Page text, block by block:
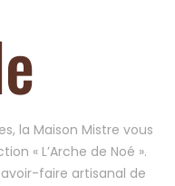
la Maison Mistre vous
« L’Arche de Noé ».
faire artisanal de